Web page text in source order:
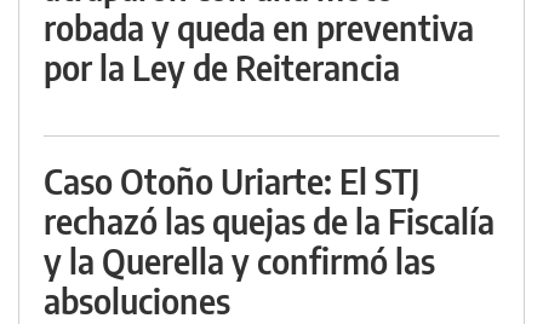
robada y queda en preventiva
por la Ley de Reiterancia
Caso Otoño Uriarte: El STJ
rechazó las quejas de la Fiscalía
y la Querella y confirmó las
absoluciones